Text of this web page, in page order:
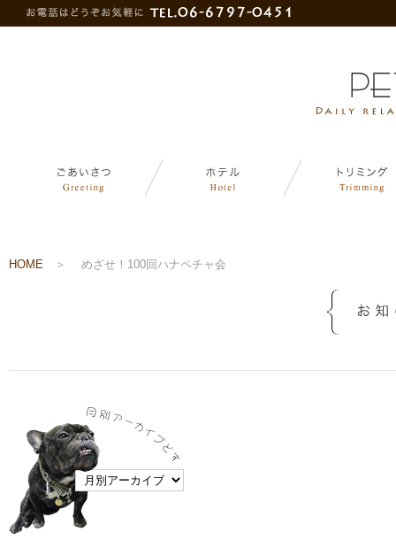
HOME ＞ めざせ！100回ハナペチャ会